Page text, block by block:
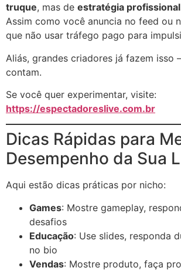
truque, mas de estratégia profissional
Assim como você anuncia no feed ou
que não usar tráfego pago para
Aliás, grandes criadores já fazem isso
contam.
Se você quer experimentar, visite:
https://espectadoreslive.com.br
Dicas Rápidas para
Desempenho da Sua
Aqui estão dicas práticas por nicho:
Games: Mostre gameplay,
desafios
Educação: Use slides, responda
no bio
Vendas: Mostre produto, faça